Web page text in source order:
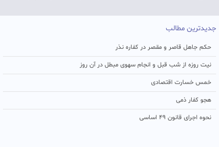
جدیدترین مطالب
حکم جاهل قاصر و مقصر در کفاره نذر
نیت روزه از شب قبل و انجام سهوی مبطل در آن روز
خمس خسارت اقتصادی
هجو کفار ذمی
نحوه اجرای قانون ۴۹ اساسی